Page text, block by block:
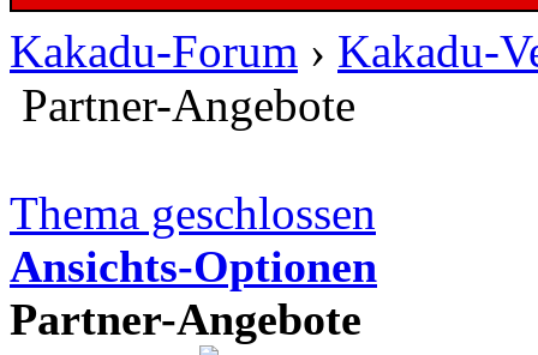
Kakadu-Forum › Kakadu-
Partner-Angebote
Thema geschlossen
Ansichts-Optionen
Partner-Angebote